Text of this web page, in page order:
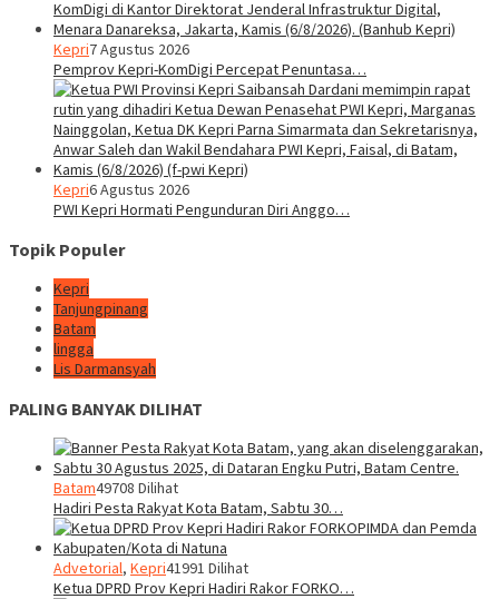
Kepri7 Agustus 2026
Pemprov Kepri-KomDigi Percepat Penuntasa…
Kepri6 Agustus 2026
PWI Kepri Hormati Pengunduran Diri Anggo…
Topik Populer
Kepri
Tanjungpinang
Batam
lingga
Lis Darmansyah
PALING BANYAK DILIHAT
Batam49708 Dilihat
Hadiri Pesta Rakyat Kota Batam, Sabtu 30…
Advetorial, Kepri41991 Dilihat
Ketua DPRD Prov Kepri Hadiri Rakor FORKO…